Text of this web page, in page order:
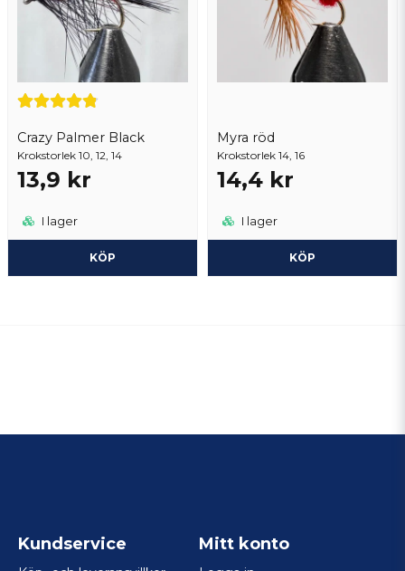
Crazy Palmer Black
Krokstorlek 10, 12, 14
13,9 kr
I lager
KÖP
Myra röd
Krokstorlek 14, 16
14,4 kr
I lager
KÖP
Kundservice Mitt konto